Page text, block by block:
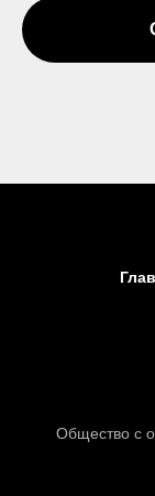
Общество с